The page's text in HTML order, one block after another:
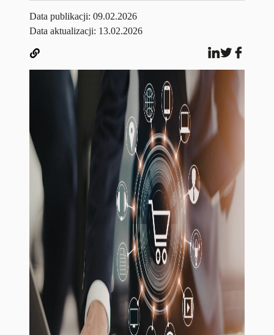
Data publikacji:09.02.2026
Data aktualizacji: 13.02.2026